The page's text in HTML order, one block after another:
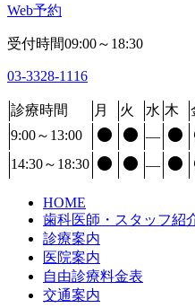
Web予約
受付時間09:00～18:30
03-3328-1116
診療時間 月 火 水 木
9:00～13:00
  ― 
14:30～18:30   ― 
HOME
歯科医師・スタッフ紹
診療案内
医院案内
自由診療料金表
交通案内